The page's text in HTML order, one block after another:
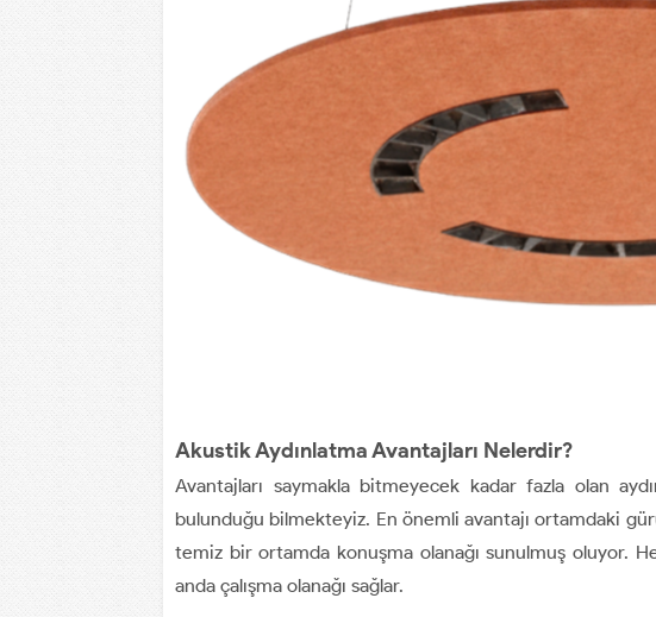
Akustik Aydınlatma Avantajları Nelerdir?
Avantajları saymakla bitmeyecek kadar fazla olan
bulunduğu bilmekteyiz. En önemli avantajı ortamdaki
temiz bir ortamda konuşma olanağı sunulmuş oluyor.
anda çalışma olanağı sağlar.